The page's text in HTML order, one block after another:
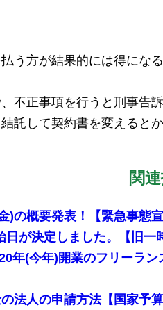
う方が結果的には得にな
不正事項を行うと刑事告
託して契約書を変える
関
)の概要発表！【緊急事態
が決定しました。【旧一
年(今年)開業のフリーラ
法人の申請方法【国家予